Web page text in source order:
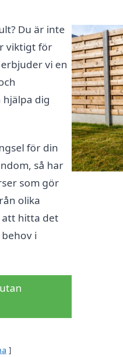
Du är inte
viktigt för
vi en
dig
för din
så har
som gör
olika
att hitta det
i